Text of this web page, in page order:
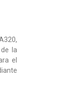
la
el